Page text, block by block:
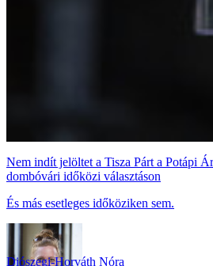
Nem indít jelöltet a Tisza Párt a Potápi
dombóvári időközi választáson
És más esetleges időköziken sem.
Diószegi-Horváth Nóra